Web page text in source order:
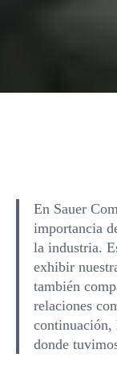
En Sauer
importancia
la industria.
exhibir
también
relaciones
continuación,
donde